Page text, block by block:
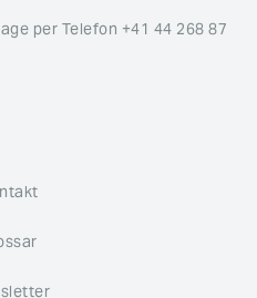
per Telefon +41 44 268 87